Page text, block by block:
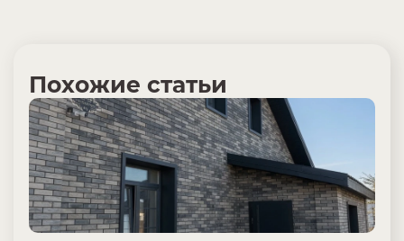
Похожие статьи